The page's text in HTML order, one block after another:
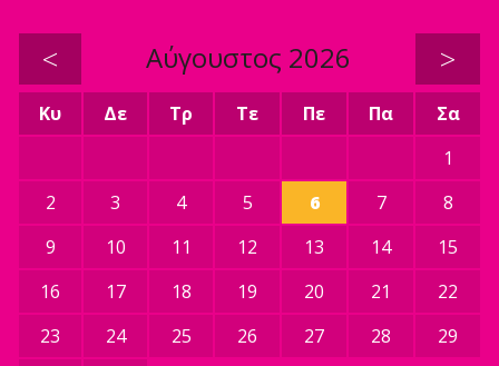
< Αύγουστος 2026 >
Κυ Δε Τρ Τε Πε Πα
Σα
1
2
3 4 5 6 7
8
9
10 11 12 13 14
15
16
17 18 19 20 21
22
23
24 25 26 27 28
29